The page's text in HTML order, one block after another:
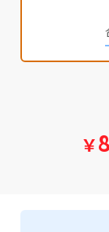
￥